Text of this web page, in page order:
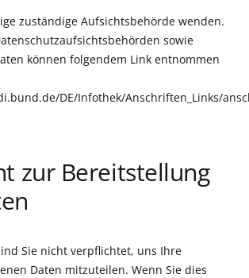
zuständige Aufsichtsbehörde wenden.
sowie
können folgendem Link entnommen
DE/Infothek/Anschriften_Links/
zur Bereitstellung
Sie nicht verpflichtet, uns Ihre
Daten mitzuteilen. Wenn Sie dies